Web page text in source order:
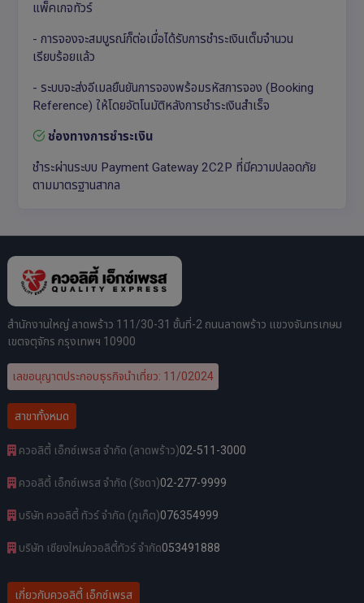
แพ็คเกจทัวร์
- การจองจะสมบูรณ์ก็ต่อเมื่อได้รับการชำระเงินเต็มจำนวน
เรียบร้อยแล้ว
- ระบบจะส่งอีเมลยืนยันการจองพร้อมรหัสการจอง (Booking
Reference) ให้โดยอัตโนมัติหลังการชำระเงินสำเร็จ
ช่องทางการชำระเงิน
ชำระผ่านระบบ Payment Gateway 2C2P ที่มีความปลอดภัย
ตามมาตรฐานสากล
สำนักงานใหญ่ ลาดพร้าว 111/30-31 ชั้นที่-2 ถนนลาดพร้าว แขวงจันทรเกษม
เขตจตุจักร กรุงเทพฯ 10900
เลขอนุญาตประกอบธุรกิจนำเที่ยว: 11/02024
สาขาทั้งหมด
ควอลิตี้ เอ็กซ์เพรส จำกัด (ลาดพร้าว)02-511-3000
ควอลิตี้ เอ็กซ์เพรส จำกัด (รัชดา)02-277-9999
บริษัท ควอลิตี้ ทัวร์ จำกัด (ภูเก็ต)076354999
บริษัท เชียงใหม่ควอลิตี้ทัวร์ จำกัด053491888
เกี่ยวกับควอลิตี้ เอ็กซ์เพรส